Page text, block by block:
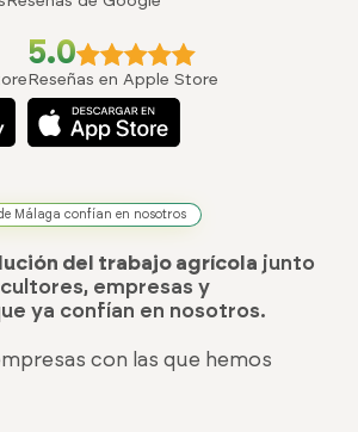
5.0
Reseñas en Apple Store
Málaga confían en nosotros
del trabajo agrícola junto
empresas y
ya confían en nosotros.
con las que hemos